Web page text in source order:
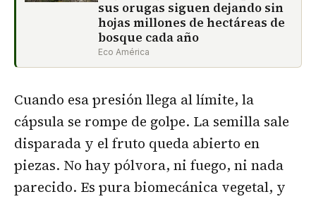
sus orugas siguen dejando sin
hojas millones de hectáreas de
bosque cada año
Eco América
Cuando esa presión llega al límite, la
cápsula se rompe de golpe. La semilla sale
disparada y el fruto queda abierto en
piezas. No hay pólvora, ni fuego, ni nada
parecido. Es pura biomecánica vegetal, y